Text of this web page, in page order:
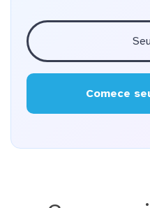
Comece